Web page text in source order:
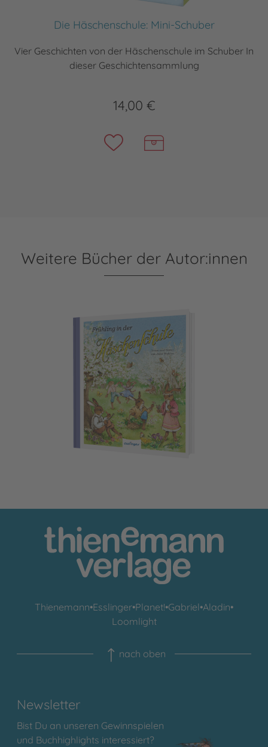
Die Häschenschule: Mini-Schuber
Vier Geschichten von der Häschenschule im Schuber In
dieser Geschichtensammlung
14,00 €
Weitere Bücher der Autor:innen
Die Häschenschule 9: Frühling in der Häschenschule
Thienemann•Esslinger•Planet!•Gabriel•Aladin•
Loomlight
nach oben
Newsletter
Bist Du an unseren Gewinnspielen
und Buchhighlights interessiert?